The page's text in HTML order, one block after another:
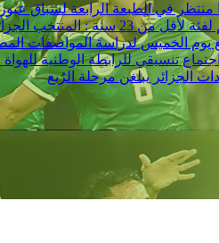
يوم الخميس لدراسة المواصفات